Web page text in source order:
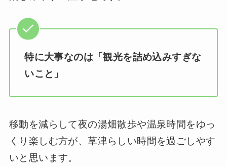
特に大事なのは「観光を詰め込みすぎな
いこと」
移動を減らして夜の湯畑散歩や温泉時間をゆっ
くり楽しむ方が、草津らしい時間を過ごしやす
いと思います。